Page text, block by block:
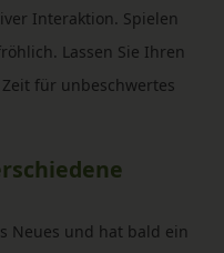
Interaktion. Spielen
Lassen Sie Ihren
für unbeschwertes
Neues und hat bald ein